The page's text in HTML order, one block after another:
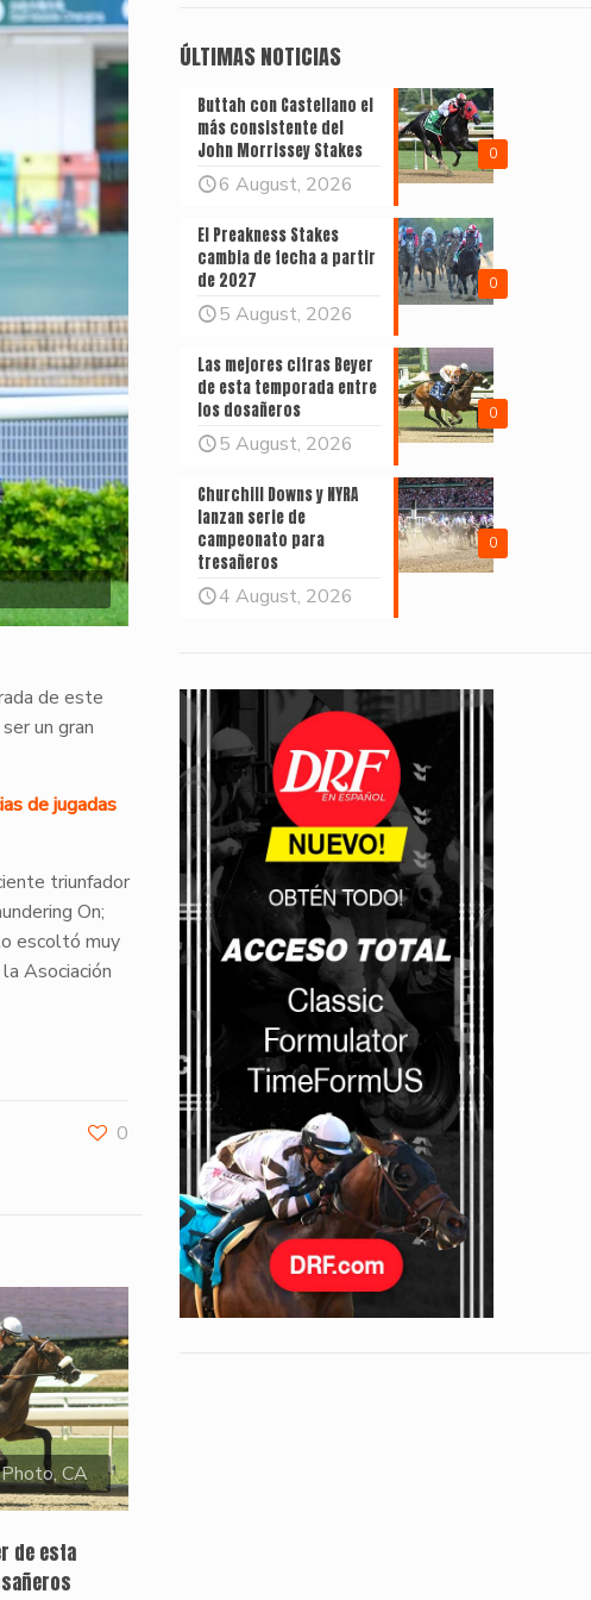
de este
un gran
de jugadas
triunfador
On;
escoltó muy
Asociación
0
CA
de esta
ÚLTIMAS NOTICIAS
0
Buttah con Castellano el
más consistente del
John Morrissey Stakes
6 August, 2026
0
El Preakness Stakes
cambia de fecha a partir
de 2027
5 August, 2026
0
Las mejores cifras Beyer
de esta temporada entre
los dosañeros
5 August, 2026
0
Churchill Downs y NYRA
lanzan serie de
campeonato para
tresañeros
4 August, 2026